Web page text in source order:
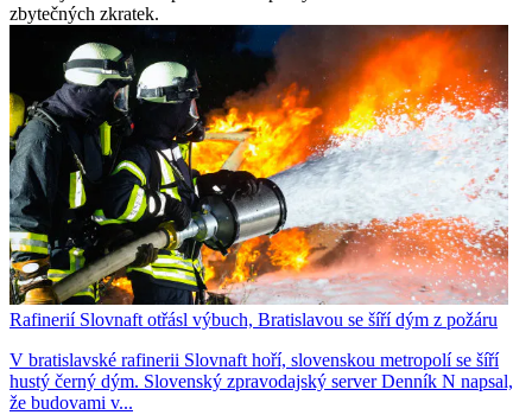
zbytečných zkratek.
Rafinerií Slovnaft otřásl výbuch, Bratislavou se šíří dým z požáru
V bratislavské rafinerii Slovnaft hoří, slovenskou metropolí se šíří
hustý černý dým. Slovenský zpravodajský server Denník N napsal,
že budovami v...